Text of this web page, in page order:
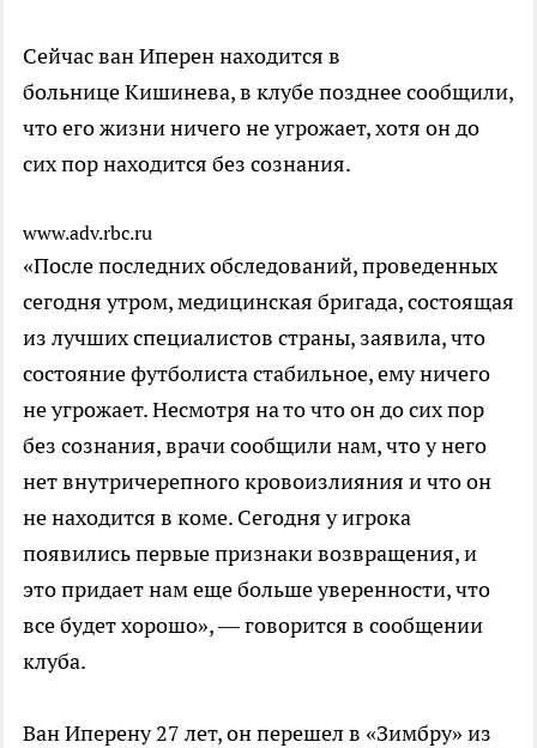
Сейчас ван Иперен находится в
больнице Кишинева, в клубе позднее сообщили,
что его жизни ничего не угрожает, хотя он до
сих пор находится без сознания.
www.adv.rbc.ru
«После последних обследований, проведенных
сегодня утром, медицинская бригада, состоящая
из лучших специалистов страны, заявила, что
состояние футболиста стабильное, ему ничего
не угрожает. Несмотря на то что он до сих пор
без сознания, врачи сообщили нам, что у него
нет внутричерепного кровоизлияния и что он
не находится в коме. Сегодня у игрока
появились первые признаки возвращения, и
это придает нам еще больше уверенности, что
все будет хорошо», — говорится в сообщении
клуба.
Ван Иперену 27 лет, он перешел в «Зимбру» из